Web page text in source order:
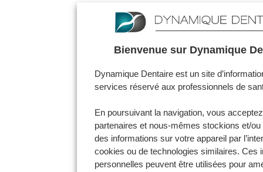
Bienvenue sur Dynamique
Dynamique Dentaire est un site
services réservé aux professionnels de
En poursuivant la navigation, vous
partenaires et nous-mêmes stockions et/
des informations sur votre appareil par
cookies ou de technologies similaires. Ces
personnelles peuvent être utilisées pour